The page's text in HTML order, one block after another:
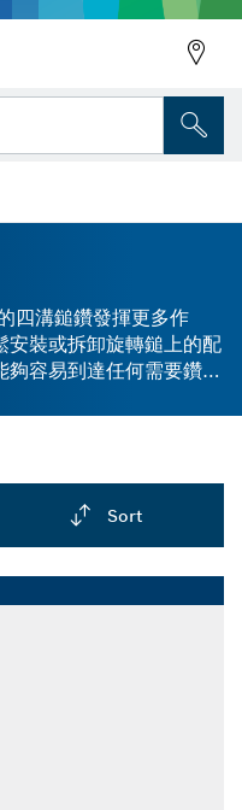
四溝鎚鑽發揮更多作
安裝或拆卸旋轉鎚上的配
容易到達任何需要鑽孔
電鑽時，防震手柄可協助
Sort